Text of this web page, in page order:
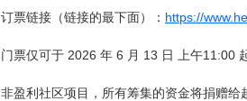
订票链接（链接的最下面）： https://
门票仅可于 2026 年 6 月 13 日 上午11:00
非盈利社区项目，所有筹集的资金将捐赠给